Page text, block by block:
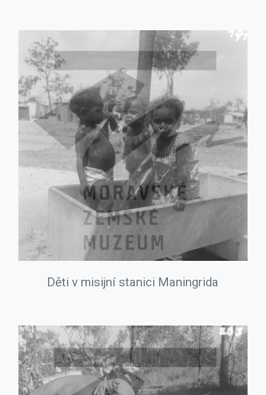
Děti v misijní stanici Maningrida